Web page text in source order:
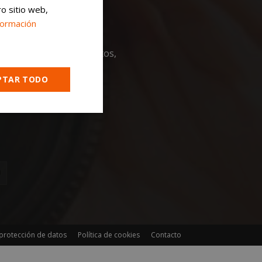
noticias, eventos,
de datos Política de cookies Contacto
sitio web,
TODO
Cookies no